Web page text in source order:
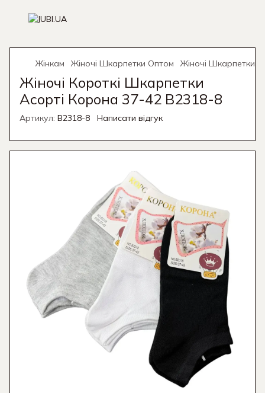
Жінкам Жіночі Шкарпетки Оптом Жіночі Шкарпетки
Жіночі Короткі Шкарпетки
Асорті Корона 37-42 B2318-8
Артикул: B2318-8 Написати відгук